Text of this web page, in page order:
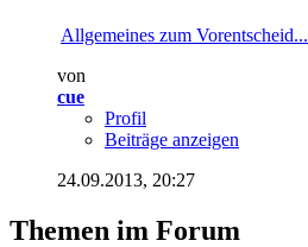
Allgemeines zum Vorentscheid...
von
cue
Profil
Beiträge anzeigen
24.09.2013, 20:27
Themen im Forum